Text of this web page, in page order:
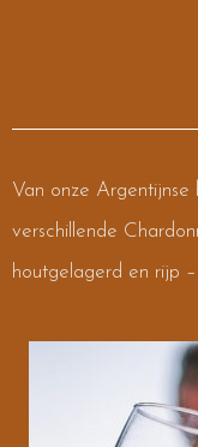
Van onze Argentijnse
verschillende
houtgelagerd en rijp